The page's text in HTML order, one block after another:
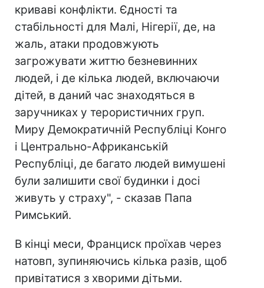
криваві конфлікти. Єдності та
стабільності для Малі, Нігерії, де, на
жаль, атаки продовжують
загрожувати життю безневинних
людей, і де кілька людей, включаючи
дітей, в даний час знаходяться в
заручниках у терористичних груп.
Миру Демократичній Республіці Конго
і Центрально-Африканській
Республіці, де багато людей вимушені
були залишити свої будинки і досі
живуть у страху", - сказав Папа
Римський.
В кінці меси, Франциск проїхав через
натовп, зупиняючись кілька разів, щоб
привітатися з хворими дітьми.